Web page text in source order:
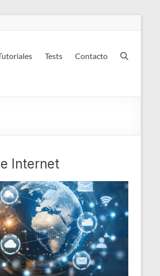
Tests Contacto
Internet